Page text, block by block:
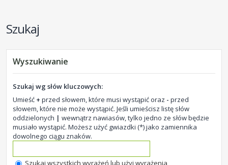
Szukaj
Wyszukiwanie
Szukaj wg słów kluczowych:
Umieść + przed słowem, które musi wystąpić oraz - przed
słowem, które nie może wystąpić. Jeśli umieścisz listę słów
oddzielonych | wewnątrz nawiasów, tylko jedno ze słów będzie
musiało wystąpić. Możesz użyć gwiazdki (*) jako zamiennika
dowolnego ciągu znaków.
Szukaj wszystkich wyrażeń lub użyj wyrażenia